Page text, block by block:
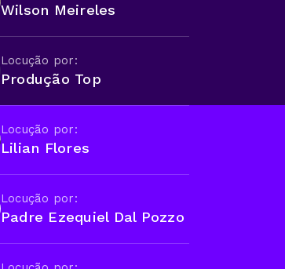
Wilson Meireles
Locução por:
Produção Top
Locução por:
Lilian Flores
Locução por:
Padre Ezequiel Dal Pozzo